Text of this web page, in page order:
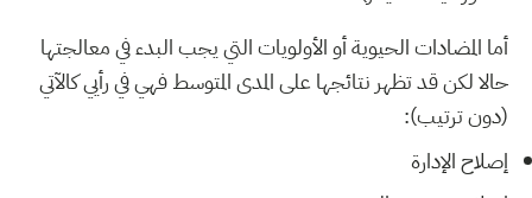
أما المضادات الحيوية أو الأولويات التي يجب البدء في معالجتها
حالا لكن قد تظهر نتائجها على المدى المتوسط فهي في رأيي كالآتي
(دون ترتيب):
إصلاح الإدارة